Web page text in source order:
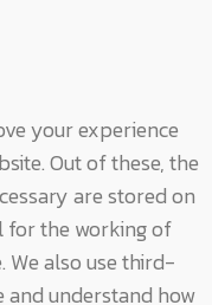
your experience
Out of these, the
are stored on
for the working of
We also use third-
understand how